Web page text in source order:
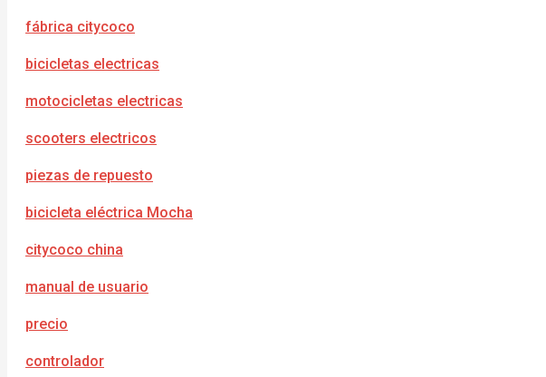
fábrica citycoco
bicicletas electricas
motocicletas electricas
scooters electricos
piezas de repuesto
bicicleta eléctrica Mocha
citycoco china
manual de usuario
precio
controlador